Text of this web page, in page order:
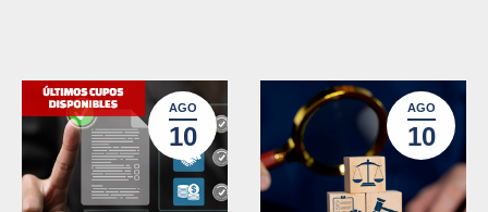
AGO
10
AGO
10